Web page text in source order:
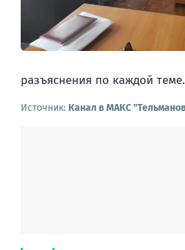
разъяснения по каждой теме.
Источник: Канал в МАКС